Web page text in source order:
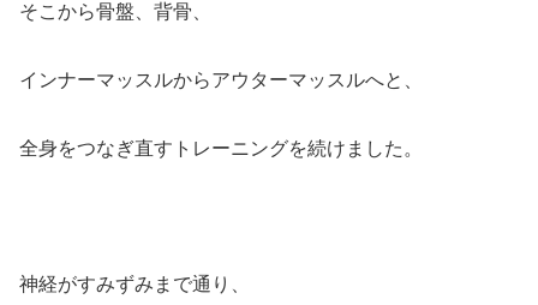
そこから骨盤、背骨、
インナーマッスルからアウターマッスルへと、
全身をつなぎ直すトレーニングを続けました。
神経がすみずみまで通り、